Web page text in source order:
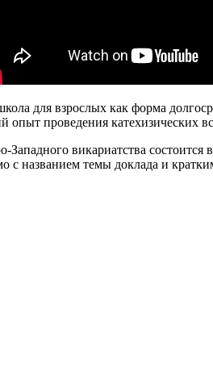
для взрослых как форма
проведения катехизических
викариатства
с названием темы доклада и